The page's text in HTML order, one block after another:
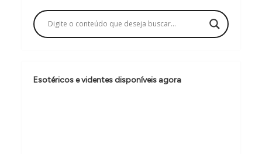
a
ç
o
d
Esotéricos e videntes disponíveis agora